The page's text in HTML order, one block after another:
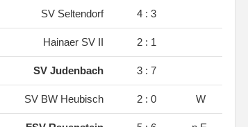
SV Seltendorf 4 : 3
Hainaer SV II 2 : 1
SV Judenbach 3 : 7
SV BW Heubisch 2 : 0 W